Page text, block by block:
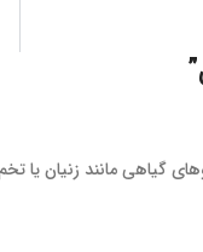
”
گیاهی مانند زنیان